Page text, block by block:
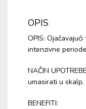
OPIS
OPIS:
intenzivne
NAČIN
umasirati u skalp.
BENEFITI: